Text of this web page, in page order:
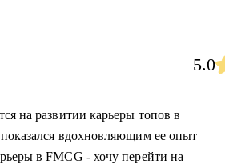
5.0
на развитии карьеры топов в
вдохновляющим ее опыт
в FMCG - хочу перейти на